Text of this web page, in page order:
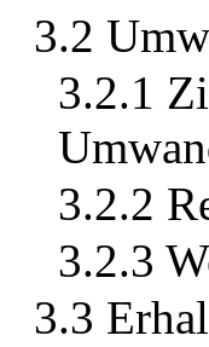
3.2
3.2.1
3.2.2
3.2.3
3.3